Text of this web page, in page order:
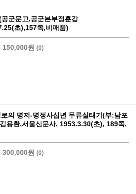
군문고,공군본부정훈감
초),157쪽,비매품)
150,000원 (0)
의 명저-명정사십년 무류실태기(부:남포
용환,서울신문사, 1953.3.30(초), 189쪽,
300,000원 (0)